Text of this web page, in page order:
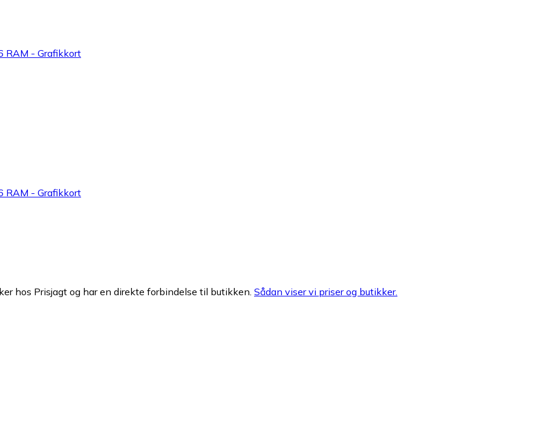
RAM - Grafikkort
RAM - Grafikkort
hos Prisjagt og har en direkte forbindelse til butikken. Sådan viser vi priser og butikker.